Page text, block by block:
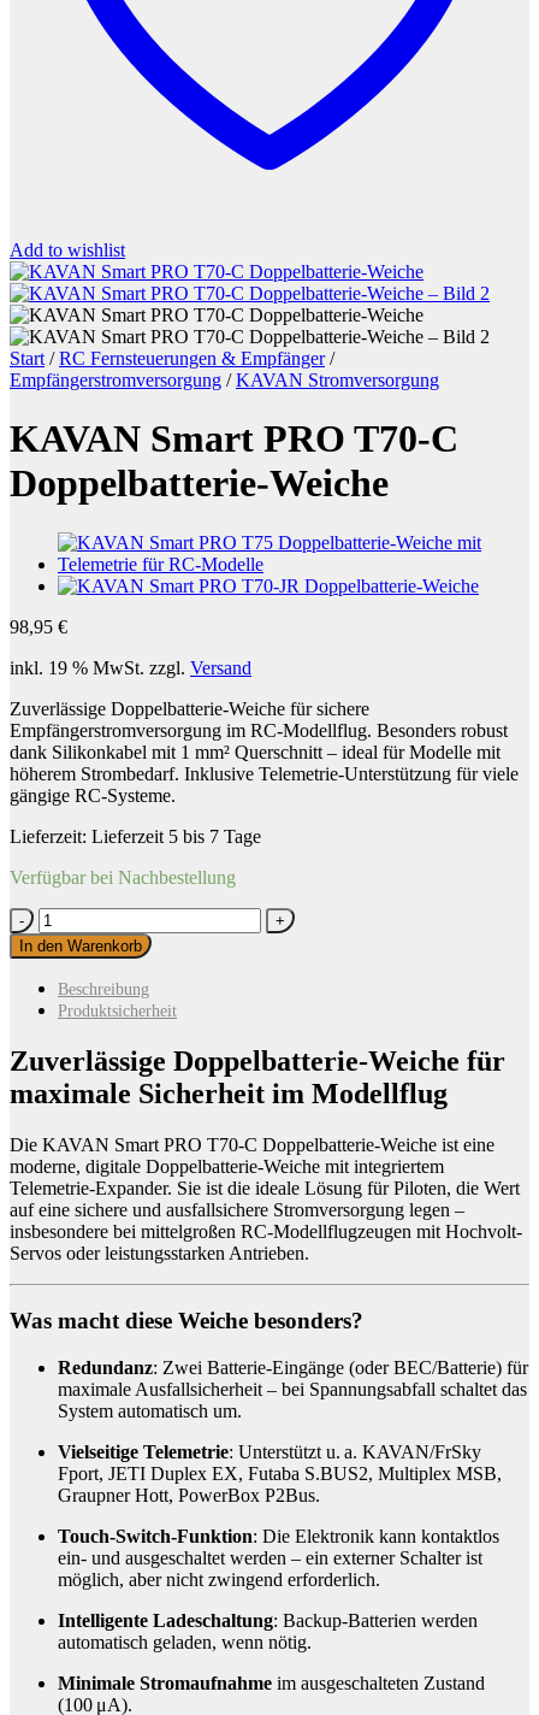
Add to wishlist
Start / RC Fernsteuerungen & Empfänger /
Empfängerstromversorgung / KAVAN Stromversorgung
KAVAN Smart PRO T70-C
Doppelbatterie-Weiche
98,95 €
inkl. 19 % MwSt. zzgl. Versand
Zuverlässige Doppelbatterie-Weiche für sichere
Empfängerstromversorgung im RC-Modellflug. Besonders robust
dank Silikonkabel mit 1 mm² Querschnitt – ideal für Modelle mit
höherem Strombedarf. Inklusive Telemetrie-Unterstützung für viele
gängige RC-Systeme.
Lieferzeit: Lieferzeit 5 bis 7 Tage
Verfügbar bei Nachbestellung
KAVAN
Smart
PRO
T70-
C
Doppelbatterie-
Weiche
Menge
In den Warenkorb
Beschreibung
Produktsicherheit
Zuverlässige Doppelbatterie-Weiche für
maximale Sicherheit im Modellflug
Die KAVAN Smart PRO T70-C Doppelbatterie-Weiche ist eine
moderne, digitale Doppelbatterie-Weiche mit integriertem
Telemetrie-Expander. Sie ist die ideale Lösung für Piloten, die Wert
auf eine sichere und ausfallsichere Stromversorgung legen –
insbesondere bei mittelgroßen RC-Modellflugzeugen mit Hochvolt-
Servos oder leistungsstarken Antrieben.
Was macht diese Weiche besonders?
Redundanz: Zwei Batterie-Eingänge (oder BEC/Batterie) für
maximale Ausfallsicherheit – bei Spannungsabfall schaltet das
System automatisch um.
Vielseitige Telemetrie: Unterstützt u. a. KAVAN/FrSky
Fport, JETI Duplex EX, Futaba S.BUS2, Multiplex MSB,
Graupner Hott, PowerBox P2Bus.
Touch-Switch-Funktion: Die Elektronik kann kontaktlos
ein- und ausgeschaltet werden – ein externer Schalter ist
möglich, aber nicht zwingend erforderlich.
Intelligente Ladeschaltung: Backup-Batterien werden
automatisch geladen, wenn nötig.
Minimale Stromaufnahme im ausgeschalteten Zustand
(100 μA).